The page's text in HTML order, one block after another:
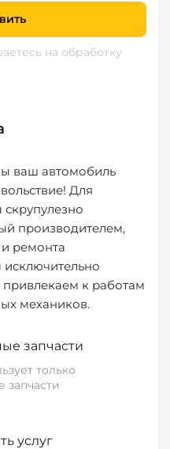
на обработку
ваш автомобиль
Для
производителем,
ремонта
исключительно
к работам
механиков.
запчасти
только
запчасти
услуг